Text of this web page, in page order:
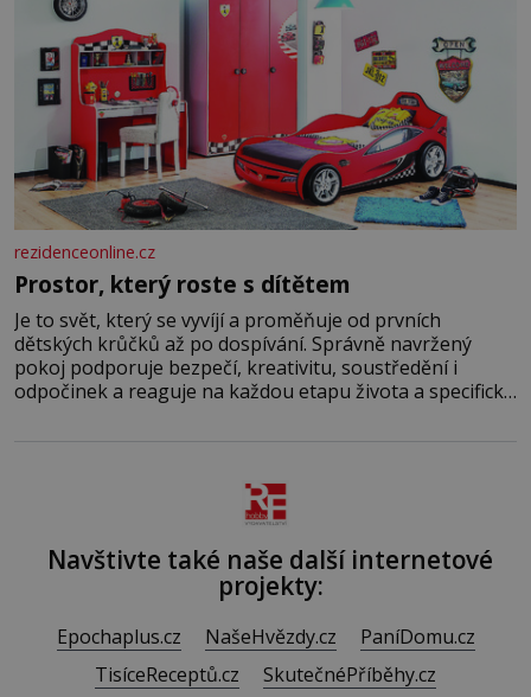
rezidenceonline.cz
Prostor, který roste s dítětem
Je to svět, který se vyvíjí a proměňuje od prvních
dětských krůčků až po dospívání. Správně navržený
pokoj podporuje bezpečí, kreativitu, soustředění i
odpočinek a reaguje na každou etapu života a specifické
Navštivte také naše další internetové
projekty:
Epochaplus.cz NašeHvězdy.cz
PaníDomu.cz
TisíceReceptů.cz
SkutečnéPříběhy.cz